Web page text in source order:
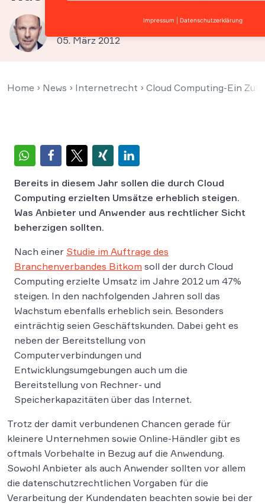
Prof. Christian Solmecke
05. März 2012
Home › News › Internetrecht › Cloud Computing-Ein
Bereits in diesem Jahr sollen die durch Cloud
Computing erzielten Umsätze erheblich steigen.
Was Anbieter und Anwender aus rechtlicher Sicht
beherzigen sollten.
Nach einer Studie im Auftrage des
Branchenverbandes Bitkom soll der durch Cloud
Computing erzielte Umsatz im Jahre 2012 um 47%
steigen. In den nachfolgenden Jahren soll das
Wachstum ebenfalls erheblich sein. Besonders
einträchtig seien Geschäftskunden. Dabei geht es
neben der Bereitstellung von
Computerverbindungen und
Entwicklungsumgebungen auch um die
Bereitstellung von Rechner- und
Speicherkapazitäten über das Internet.
Trotz der damit verbundenen Chancen gerade für
kleinere Unternehmen sowie Online-Händler gibt es
oftmals Vorbehalte in Bezug auf die Anwendung.
Sowohl Anbieter als auch Anwender sollten vor allem
die datenschutzrechtlichen Vorgaben für die
Verarbeitung der Kundendaten beachten sowie bei der
Impressum Datenschutzerklärung